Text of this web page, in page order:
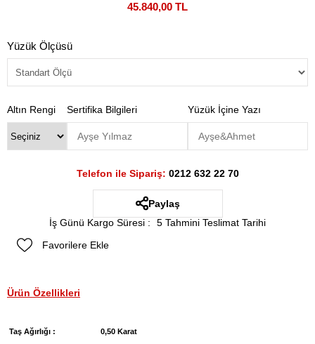
45.840,00 TL
Yüzük Ölçüsü
Altın Rengi Sertifika Bilgileri Yüzük İçine Yazı
Telefon ile Sipariş: 0212 632 22 70
Paylaş
İş Günü Kargo Süresi :
5 Tahmini Teslimat Tarihi
Favorilere Ekle
Ürün Özellikleri
Taş Ağırlığı : 0,50 Karat